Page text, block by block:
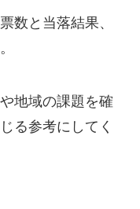
数と当落結果、
地域の課題を確
る参考にしてく